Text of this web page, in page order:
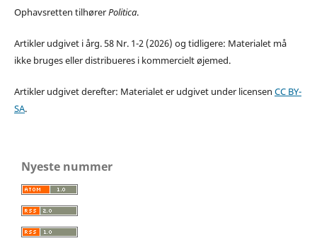
Ophavsretten tilhørerPolitica.
Artikler udgivet i årg. 58 Nr. 1-2 (2026) og tidligere: Materialet må
ikke bruges eller distribueres i kommercielt øjemed.
Artikler udgivet derefter: Materialet er udgivet under licensen CC BY-
SA.
Nyeste nummer